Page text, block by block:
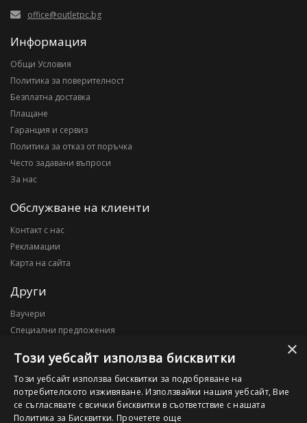
office@outletpc.bg
Информация
Общи Условия
Политика за поверителност
Безплатна доставка
Плащане
Гаранция и сервиз
Политика за отказ от поръчка
Често задавани въпроси
За нас
Обслужване на клиенти
Контакт с нас
Рекламации
Карта на сайта
Други
Ваучери
Специални предложения
Моят профил
Моят профил
История на поръчките
×
Този уебсайт използва бисквитки
Този уебсайт използва бисквитки за подобряване на
потребителското изживяване. Използвайки нашия уебсайт, Вие
се съгласявате с всички бисквитки в съответствие с нашата
Политика за Бисквитки. Прочетете още